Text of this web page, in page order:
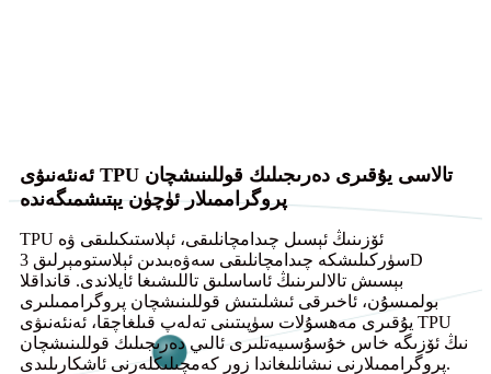
ئەنئەنىۋى TPU تالاسى يۇقىرى دەرىجىلىك قوللىنىشچان
پروگراممىلار ئۈچۈن يېتىشمىگەندە
TPU ئۆزىنىڭ ئېسىل چىدامچانلىقى، ئېلاستىكىلىقى ۋە
سۈركىلىشكە چىدامچانلىقى سەۋەبىدىن ئېلاستومېرلىق 3D
بېسىش تالالىرىنىڭ ئاساسلىق تاللىشىغا ئايلاندى. قانداقلا
بولمىسۇن، ئاخىرقى ئىشلىتىش قوللىنىشچان پروگراممىلىرى
يۇقىرى مەھسۇلات سۈپىتىنى تەلەپ قىلغاچقا، ئەنئەنىۋى TPU
نىڭ ئۆزىگە خاس خۇسۇسىيەتلىرى ئالىي دەرىجىلىك قوللىنىشچان
پروگراممىلارنى نىشانلىغاندا زور كەمچىلىكلەرنى ئاشكارىلىدى.